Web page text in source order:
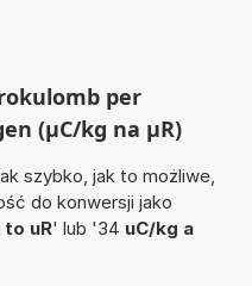
per
(µC/kg na µR)
szybko, jak to możliwe,
do konwersji jako
uR' lub '34 uC/kg a